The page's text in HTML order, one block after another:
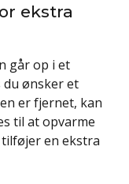
ekstra
går op i et
du ønsker et
er fjernet, kan
til at opvarme
en ekstra